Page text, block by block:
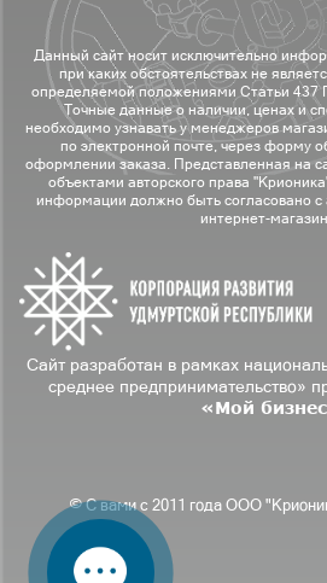
Данный сайт носит исключительно
при каких обстоятельствах не
определяемой положениями Статьи 437
Точные данные о наличии, ценах и
необходимо узнавать у менеджеров
по электронной почте, через форму
оформлении заказа. Представленная на
объектами авторского права
информации должно быть согласовано с
интернет-
Сайт разработан в рамках
среднее предпринимательство»
«Мой
© С вами с 2011 года ООО